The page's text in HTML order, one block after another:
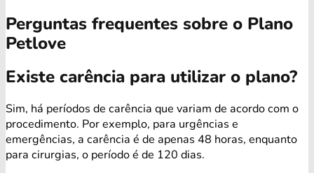
Perguntas frequentes sobre o Plano
Petlove
Existe carência para utilizar o plano?
Sim, há períodos de carência que variam de acordo com o
procedimento. Por exemplo, para urgências e
emergências, a carência é de apenas 48 horas, enquanto
para cirurgias, o período é de 120 dias.